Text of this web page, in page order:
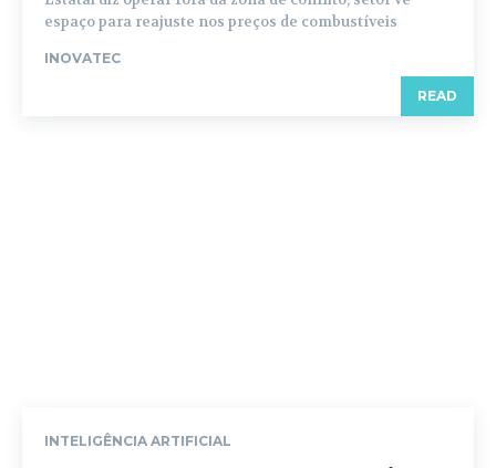
espaço para reajuste nos preços de combustíveis
INOVATEC
READ
INTELIGÊNCIA ARTIFICIAL